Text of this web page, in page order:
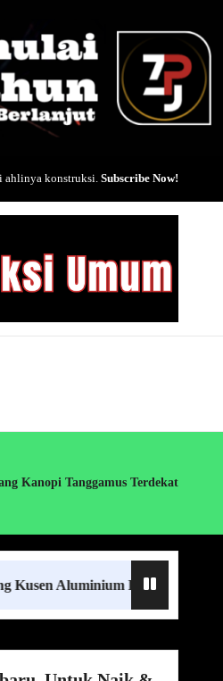
ahlinya konstruksi. Subscribe Now!
Kanopi Tanggamus Terdekat
Aluminium Lampung Terdekat